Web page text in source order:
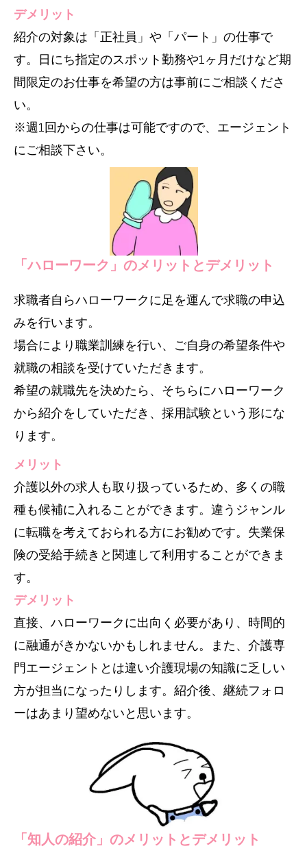
デメリット
紹介の対象は「正社員」や「パート」の仕事で
す。日にち指定のスポット勤務や1ヶ月だけなど期
間限定のお仕事を希望の方は事前にご相談くださ
い。
※週1回からの仕事は可能ですので、エージェント
にご相談下さい。
「ハローワーク」のメリットとデメリット
求職者自らハローワークに足を運んで求職の申込
みを行います。
場合により職業訓練を行い、ご自身の希望条件や
就職の相談を受けていただきます。
希望の就職先を決めたら、そちらにハローワーク
から紹介をしていただき、採用試験という形にな
ります。
メリット
介護以外の求人も取り扱っているため、多くの職
種も候補に入れることができます。違うジャンル
に転職を考えておられる方にお勧めです。失業保
険の受給手続きと関連して利用することができま
す。
デメリット
直接、ハローワークに出向く必要があり、時間的
に融通がきかないかもしれません。また、介護専
門エージェントとは違い介護現場の知識に乏しい
方が担当になったりします。紹介後、継続フォロ
ーはあまり望めないと思います。
「知人の紹介」のメリットとデメリット